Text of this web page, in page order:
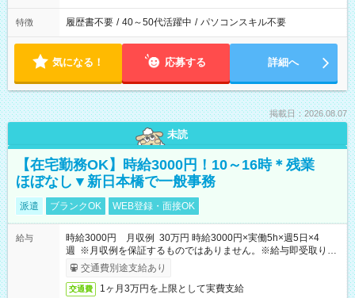
特徴 履歴書不要 / 40～50代活躍中 / パソコンスキル不要
気になる！ 応募する 詳細へ
掲載日：2026.08.07
未読
【在宅勤務OK】時給3000円！10～16時＊残業
ほぼなし▼新日本橋で一般事務
派遣 ブランクOK WEB登録・面接OK
給与
時給3000円 月収例 30万円 時給3000円×実働5h×週5日×4
週 ※月収例を保証するものではありません。※給与即受取りサ
ービス利用可（利用条件有）
交通費別途支給あり
交通費 1ヶ月3万円を上限として実費支給